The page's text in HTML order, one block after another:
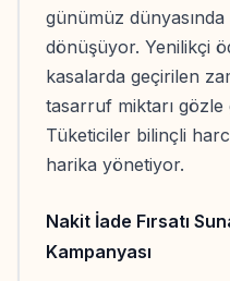
günümüz dünyasında
dönüşüyor. Yenilikçi
kasalarda geçirilen
tasarruf miktarı
Tüketiciler bilinçli
harika yönetiyor.
Nakit İade Fırsatı
Kampanyası